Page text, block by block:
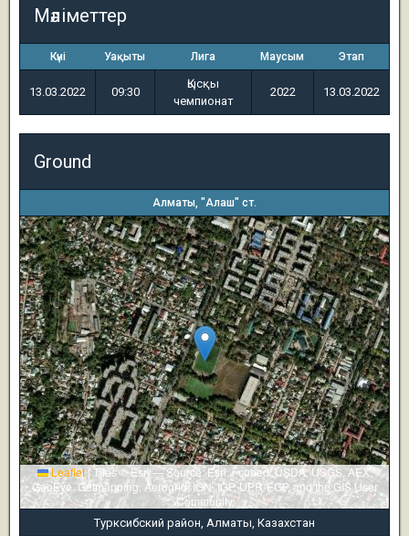
Мәліметтер
Күні Уақыты Лига Маусым Этап
13.03.2022 09:30
Қысқы
чемпионат
2022 13.03.2022
Ground
Алматы, "Алаш" ст.
Leaflet |Tiles © Esri — Source: Esri, i-cubed, USDA, USGS, AEX,
GeoEye, Getmapping, Aerogrid, IGN, IGP, UPR-EGP, and the GIS User
Community
Турксибский район, Алматы, Казахстан